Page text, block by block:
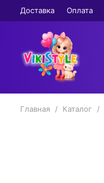
Доставка Оплата
Главная Каталог